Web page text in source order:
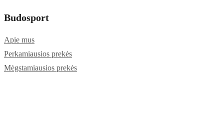
Budosport
Apie mus
Perkamiausios prekės
Mėgstamiausios prekės